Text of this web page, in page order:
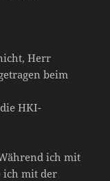
Herr
beim
HKI-
ich mit
ich mit der